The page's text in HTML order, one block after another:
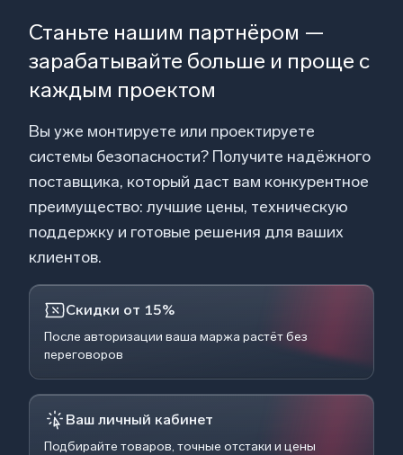
Станьте нашим партнёром —
зарабатывайте больше и проще с
каждым проектом
Вы уже монтируете или проектируете
системы безопасности? Получите надёжного
поставщика, который даст вам конкурентное
преимущество: лучшие цены, техническую
поддержку и готовые решения для ваших
клиентов.
Скидки от 15%
После авторизации ваша маржа растёт без
переговоров
Ваш личный кабинет
Подбирайте товаров, точные отстаки и цены